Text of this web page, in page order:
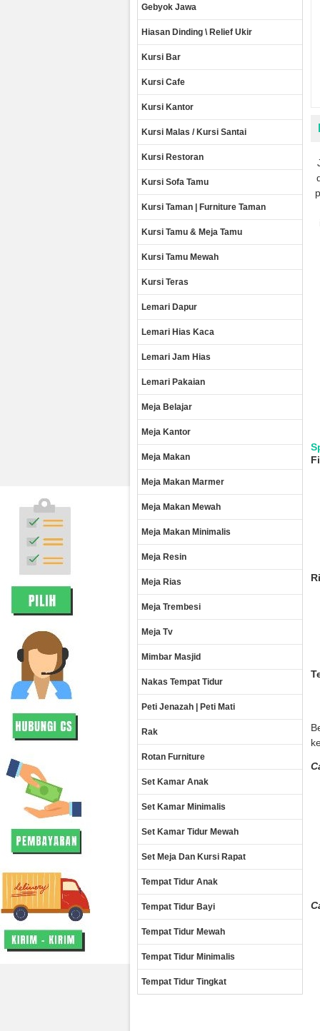
Gebyok Jawa
Hiasan Dinding \ Relief Ukir
Kursi Bar
Kursi Cafe
Kursi Kantor
Kursi Malas / Kursi Santai
Kursi Restoran
Kursi Sofa Tamu
Kursi Taman | Furniture Taman
Kursi Tamu & Meja Tamu
Kursi Tamu Mewah
Kursi Teras
Lemari Dapur
Lemari Hias Kaca
Lemari Jam Hias
Lemari Pakaian
Meja Belajar
Meja Kantor
Meja Makan
Meja Makan Marmer
Meja Makan Mewah
Meja Makan Minimalis
Meja Resin
Meja Rias
Meja Trembesi
Meja Tv
Mimbar Masjid
Nakas Tempat Tidur
Peti Jenazah | Peti Mati
Rak
Rotan Furniture
Set Kamar Anak
Set Kamar Minimalis
Set Kamar Tidur Mewah
Set Meja Dan Kursi Rapat
Tempat Tidur Anak
Tempat Tidur Bayi
Tempat Tidur Mewah
Tempat Tidur Minimalis
Tempat Tidur Tingkat